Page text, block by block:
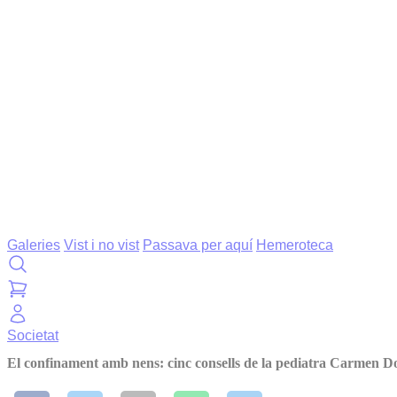
Galeries Vist i no vist Passava per aquí Hemeroteca
Societat
El confinament amb nens: cinc consells de la pediatra Carmen